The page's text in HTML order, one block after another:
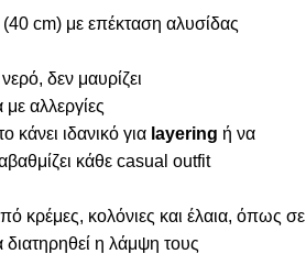
cm) με επέκταση αλυσίδας
δεν μαυρίζει
αλλεργίες
κάνει ιδανικό για layering ή να
κάθε casual outfit
κρέμες, κολόνιες και έλαια, όπως σε
η λάμψη τους